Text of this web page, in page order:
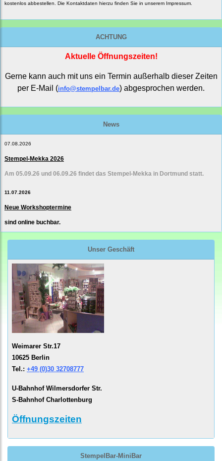
kostenlos abbestellen. Die Kontaktdaten hierzu finden Sie in unserem Impressum.
ACHTUNG
Aktuelle Öffnungszeiten!
Gerne kann auch mit uns ein Termin außerhalb dieser Zeiten
per E-Mail (info@stempelbar.de) abgesprochen werden.
News
07.08.2026
Stempel-Mekka 2026
Am 05.09.26 und 06.09.26 findet das Stempel-Mekka in Dortmund statt.
11.07.2026
Neue Workshoptermine
sind online buchbar.
Unser Geschäft
Weimarer Str.17
10625 Berlin
Tel.: +49 (0)30 32708777
U-Bahnhof Wilmersdorfer Str.
S-Bahnhof Charlottenburg
Öffnungszeiten
StempelBar-MiniBar